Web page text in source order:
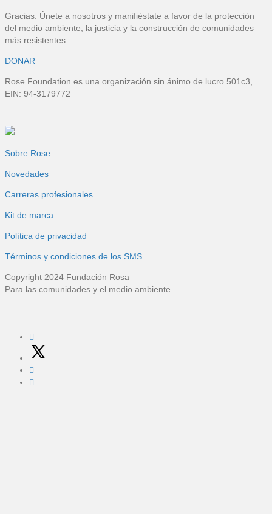
g
n
a
Gracias. Únete a nosotros y manifiéstate a favor de la protección
del medio ambiente, la justicia y la construcción de comunidades
más resistentes.
DONAR
Rose Foundation es una organización sin ánimo de lucro 501c3,
EIN: 94-3179772
Sobre Rose
Novedades
Carreras profesionales
Kit de marca
Política de privacidad
Términos y condiciones de los SMS
Copyright 2024 Fundación Rosa
Para las comunidades y el medio ambiente